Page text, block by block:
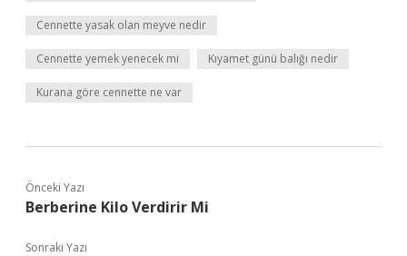
Cennette yasak olan meyve nedir
Cennette yemek yenecek mi Kıyamet günü balığı nedir
Kurana göre cennette ne var
Önceki Yazı
Berberine Kilo Verdirir Mi
Sonraki Yazı